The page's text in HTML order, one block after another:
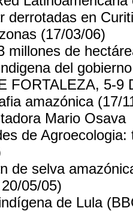
derrotadas en
(17/03/06)
millones de
del gobierno
FORTALEZA, 5-9
amazónica(17/
Mario Osava
de
de selva
05/05)
de Lula